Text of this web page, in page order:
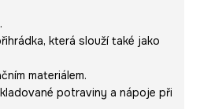
která slouží také jako
materiálem.
potraviny a nápoje při